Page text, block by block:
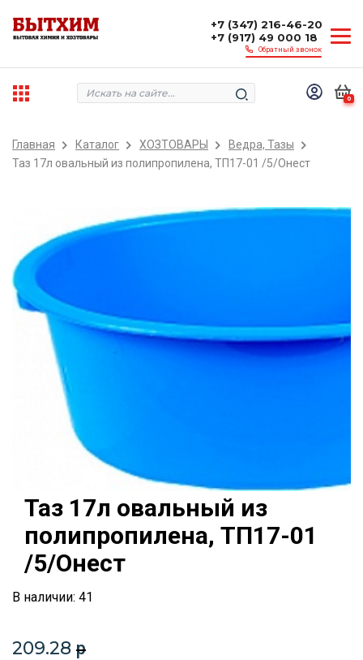
+7 (347) 216-46-20
+7 (917) 49 000 18
Обратный звонок
0
Главная Каталог ХОЗТОВАРЫ
Ведра, Тазы
Таз 17л овальный из полипропилена, ТП17-01 /5/Онест
Таз 17л овальный из
полипропилена, ТП17-01
/5/Онест
В наличии: 41
209.28 p